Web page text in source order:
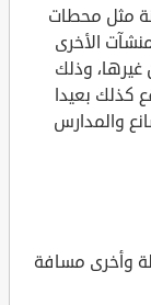
مثل محطات
الأخرى
وذلك
الموقع كذلك بعيدا
والمدارس
وأخرى مسافة